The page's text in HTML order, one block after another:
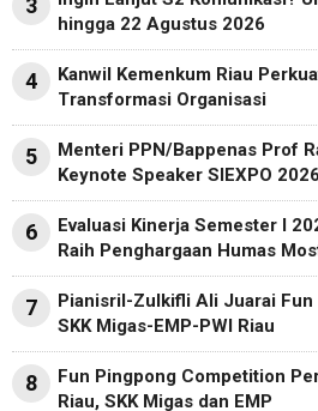
3
hingga 22 Agustus 2026
4
Kanwil Kemenkum Riau
Transformasi Organisasi
5
Menteri PPN/Bappenas Prof
Keynote Speaker SIEXPO
6
Evaluasi Kinerja Semester I
Raih Penghargaan Humas
7
Pianisril-Zulkifli Ali Juarai
SKK Migas-EMP-PWI Riau
8
Fun Pingpong Competition
Riau, SKK Migas dan EMP